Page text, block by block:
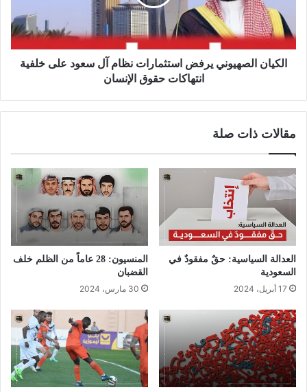
الكيان الصهيوني يرفض استثمارات نظام آل سعود على خلفية
انتهاكات حقوق الإنسان
مقالات ذات صلة
العدالة السياسية: حقٌ مفقودٌ في
السعودية
17 أبريل، 2024
المنسيون: 28 عاماً من الظلم خلف
القضبان
30 مارس، 2024